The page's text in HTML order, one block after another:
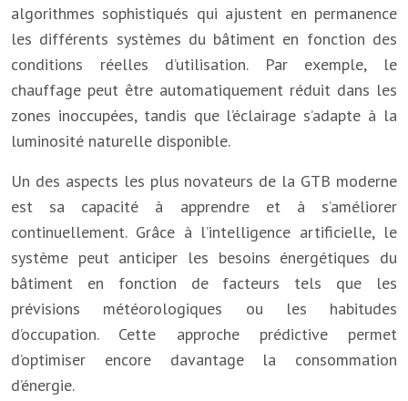
algorithmes sophistiqués qui ajustent en permanence
les différents systèmes du bâtiment en fonction des
conditions réelles d’utilisation. Par exemple, le
chauffage peut être automatiquement réduit dans les
zones inoccupées, tandis que l’éclairage s’adapte à la
luminosité naturelle disponible.
Un des aspects les plus novateurs de la GTB moderne
est sa capacité à apprendre et à s’améliorer
continuellement. Grâce à l’intelligence artificielle, le
système peut anticiper les besoins énergétiques du
bâtiment en fonction de facteurs tels que les
prévisions météorologiques ou les habitudes
d’occupation. Cette approche prédictive permet
d’optimiser encore davantage la consommation
d’énergie.